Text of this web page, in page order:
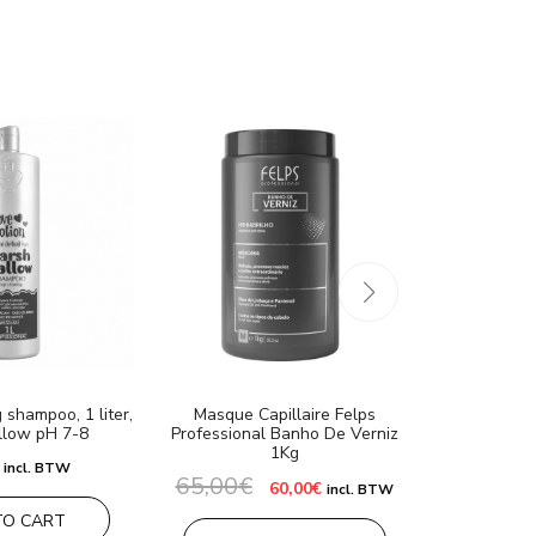
1 liter,
pH 7-8
incl. BTW
CART
Masque Capillaire Felps
Professional Banho De Verniz
1Kg
65,00€ Le
prix
initial
60,00€Le
actuel
incl. BTW